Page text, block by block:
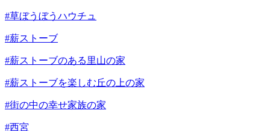
#草ぼうぼうハウチュ
#薪ストーブ
#薪ストーブのある里山の家
#薪ストーブを楽しむ丘の上の家
#街の中の幸せ家族の家
#西宮